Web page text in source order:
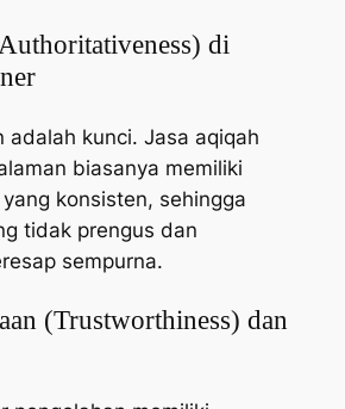
di
adalah kunci. Jasa aqiqah
biasanya memiliki
konsisten, sehingga
tidak prengus dan
sempurna.
(Trustworthiness) dan